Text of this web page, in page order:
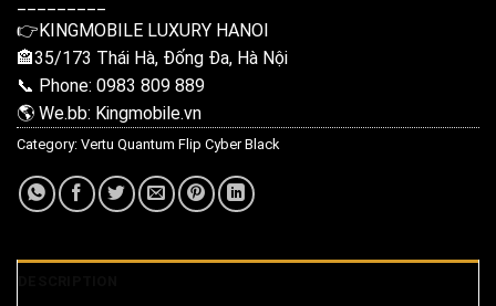
👉KINGMOBILE LUXURY HANOI
🏤35/173 Thái Hà, Đống Đa, Hà Nội
📞 Phone: 0983 809 889
🌎 We.bb: Kingmobile.vn
Category: Vertu Quantum Flip Cyber Black